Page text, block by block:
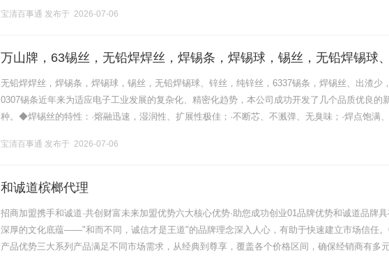
宝清百事通 发布于 2026-07-06
万山牌，63锡丝，无铅焊焊丝，焊锡条，焊锡球，锡丝，无铅焊锡球
丝，纯锌丝，6337锡条，焊锡丝、牢固可靠；出渣少
无铅焊焊丝，焊锡条，焊锡球，锡丝，无铅焊锡球、锌丝，纯锌丝，6337锡条，焊锡丝、出渣少，
0307锡条近年来为适应电子工业发展的复杂化、精密化趋势，本公司成功开发了几个品质优良的
种。◆焊锡丝的特性：·熔融迅速，湿润性、扩展性极佳；·不断芯、不溅弹、无臭味；·焊点饱满
宝清百事通 发布于 2026-07-06
和诚道槟榔代理
招商加盟携手和诚道·共创财富未来加盟优势六大核心优势·助您成功创业01品牌优势和诚道品牌
深厚的文化底蕴——"和而不同，诚信才是王道"的品牌理念深入人心，有助于快速建立市场信任
产品优势三大系列产品满足不同市场需求，从经典到尊享，覆盖各个价格区间，确保经销商有多